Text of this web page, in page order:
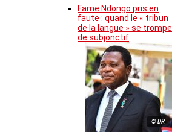
Fame Ndongo pris en
faute : quand le « tribun
de la langue » se trompe
de subjonctif
© DR